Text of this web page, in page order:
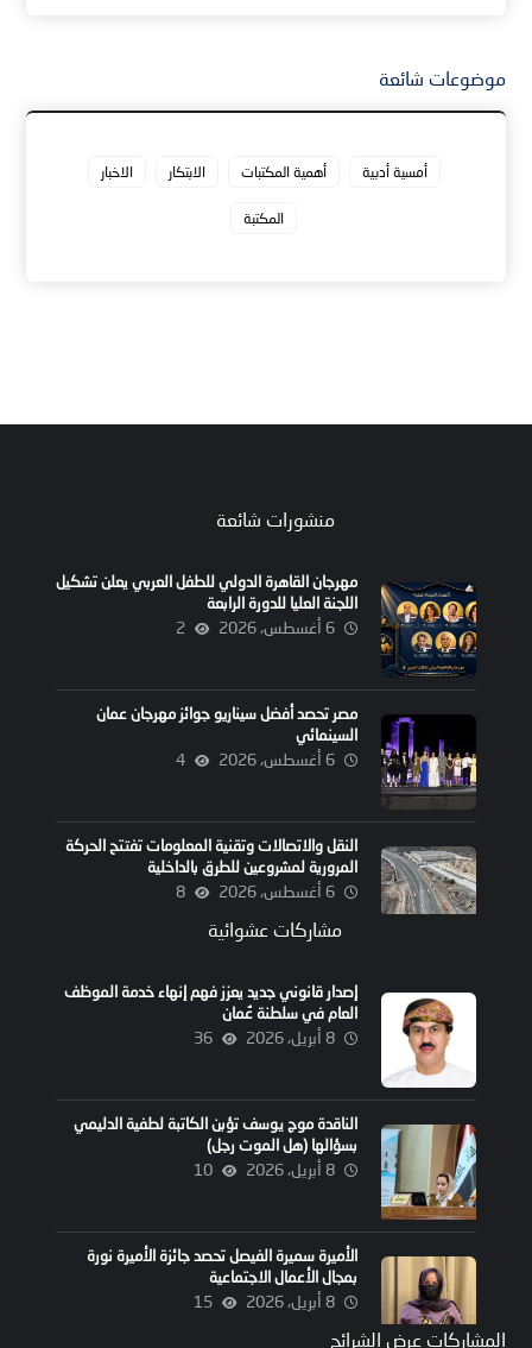
موضوعات شائعة
أمسية أدبية أهمية المكتبات الابتكار الاخبار
المكتبة
منشورات شائعة
مهرجان القاهرة الدولي للطفل العربي يعلن تشكيل
اللجنة العليا للدورة الرابعة
6 أغسطس، 2026 2
مصر تحصد أفضل سيناريو جوائز مهرجان عمان
السينمائي
6 أغسطس، 2026 4
النقل والاتصالات وتقنية المعلومات تفتتح الحركة
المرورية لمشروعين للطرق بالداخلية
6 أغسطس، 2026 8
مشاركات عشوائية
إصدار قانوني جديد يعزز فهم إنهاء خدمة الموظف
العام في سلطنة عُمان
8 أبريل، 2026 36
الناقدة موج يوسف تؤبن الكاتبة لطفية الدليمي
بسؤالها (هل الموت رجل)
8 أبريل، 2026 10
الأميرة سميرة الفيصل تحصد جائزة الأميرة نورة
بمجال الأعمال الاجتماعية
8 أبريل، 2026 15
المشاركات عرض الشرائح